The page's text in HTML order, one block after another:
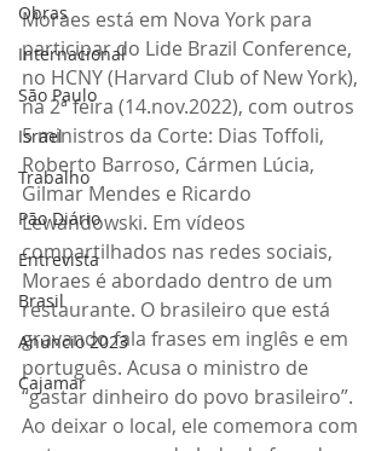
Obras
Internacional
São Paulo
Israel
Trabalho
Pão Diário
Entrevista
Brasil
Anuncio 2023
Cajamar
Moraes está em Nova York para
participar do Lide Brazil Conference,
no HCNY (Harvard Club of New York),
na 2ª feira (14.nov.2022), com outros
5 ministros da Corte: Dias Toffoli,
Roberto Barroso, Cármen Lúcia,
Gilmar Mendes e Ricardo
Lewandowski. Em vídeos
compartilhados nas redes sociais,
Moraes é abordado dentro de um
restaurante. O brasileiro que está
gravando fala frases em inglês e em
português. Acusa o ministro de
“gastar dinheiro do povo brasileiro”.
Ao deixar o local, ele comemora com